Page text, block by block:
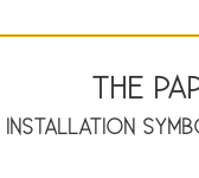
THE
INSTALLATION